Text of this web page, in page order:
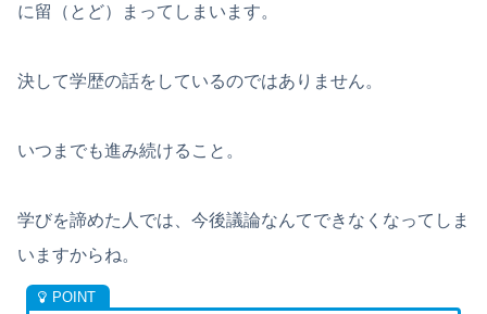
に留（とど）まってしまいます。
決して学歴の話をしているのではありません。
いつまでも進み続けること。
学びを諦めた人では、今後議論なんてできなくなってしま
いますからね。